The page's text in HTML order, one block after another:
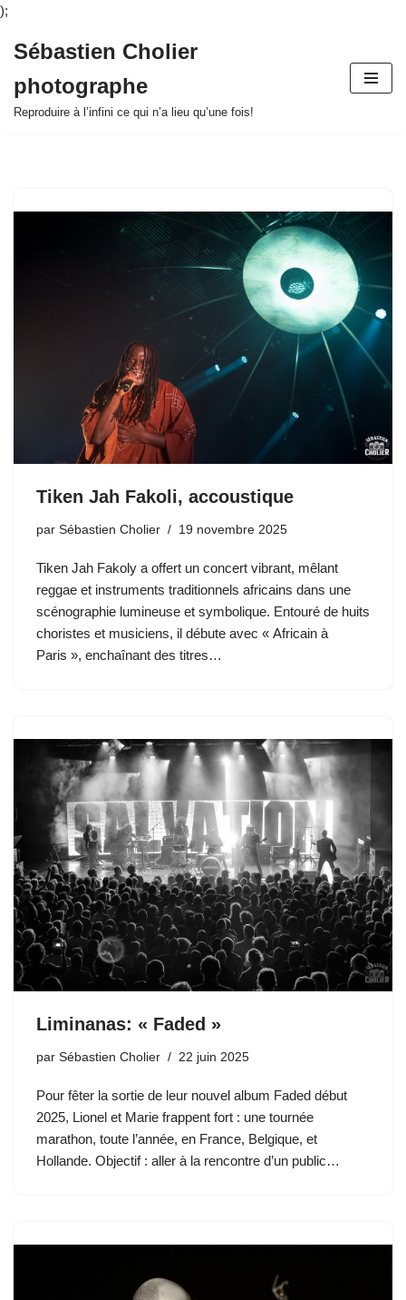
);
au
contenu
Sébastien Cholier
photographe
Reproduire à l’infini ce qui n’a lieu qu’une fois!
Tiken Jah Fakoli, accoustique
par Sébastien Cholier 19 novembre 2025
Tiken Jah Fakoly a offert un concert vibrant, mêlant
reggae et instruments traditionnels africains dans une
scénographie lumineuse et symbolique. Entouré de huits
choristes et musiciens, il débute avec « Africain à
Paris », enchaînant des titres…
Liminanas: « Faded »
par Sébastien Cholier 22 juin 2025
Pour fêter la sortie de leur nouvel album Faded début
2025, Lionel et Marie frappent fort : une tournée
marathon, toute l’année, en France, Belgique, et
Hollande. Objectif : aller à la rencontre d’un public…